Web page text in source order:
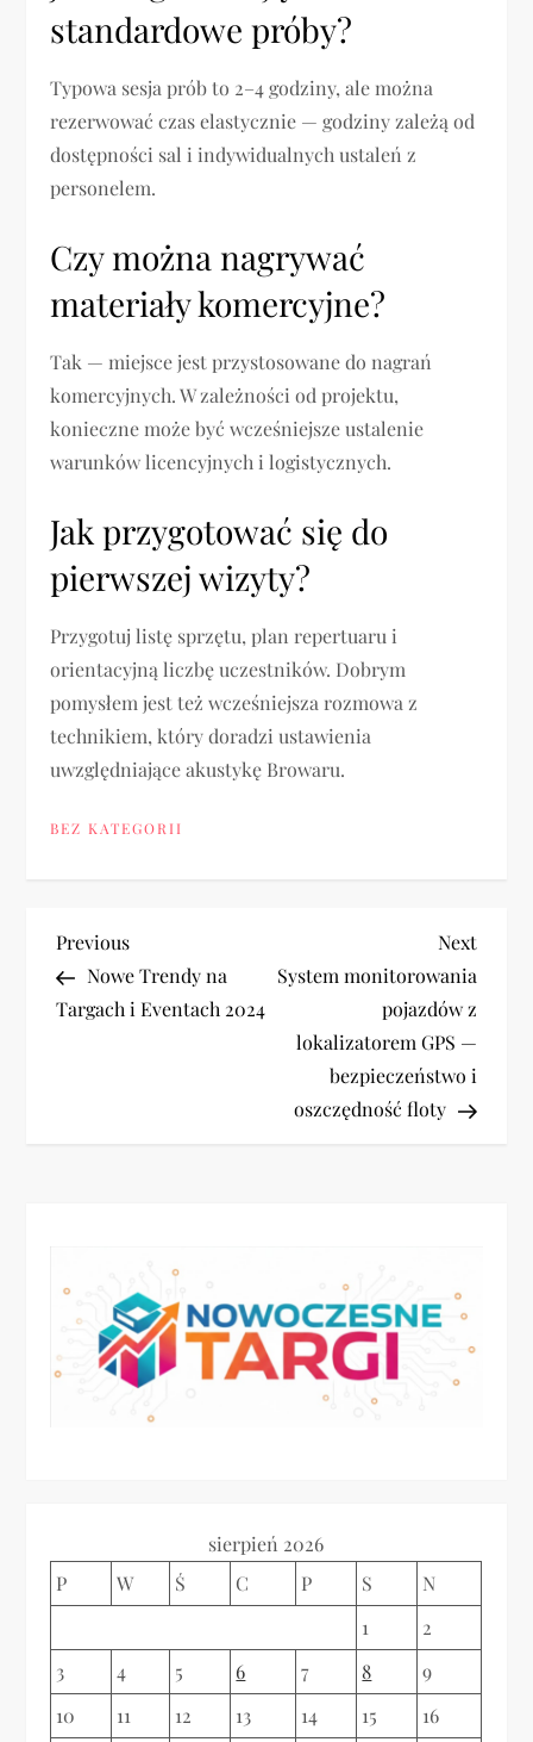
standardowe próby?
Typowa sesja prób to 2–4 godziny, ale można
rezerwować czas elastycznie — godziny zależą od
dostępności sal i indywidualnych ustaleń z
personelem.
Czy można nagrywać
materiały komercyjne?
Tak — miejsce jest przystosowane do nagrań
komercyjnych. W zależności od projektu,
konieczne może być wcześniejsze ustalenie
warunków licencyjnych i logistycznych.
Jak przygotować się do
pierwszej wizyty?
Przygotuj listę sprzętu, plan repertuaru i
orientacyjną liczbę uczestników. Dobrym
pomysłem jest też wcześniejsza rozmowa z
technikiem, który doradzi ustawienia
uwzględniające akustykę Browaru.
BEZ KATEGORII
N
a
c
j
i
s
u
Previous
Post
Previous
Nowe Trendy na
Targach i Eventach 2024
Next
Post
Next
System monitorowania
pojazdów z
lokalizatorem GPS —
bezpieczeństwo i
oszczędność floty
sierpień 2026
P
W Ś C P S
N
1
2
3
4 5 6 7 8
9
10
11 12 13 14 15
16